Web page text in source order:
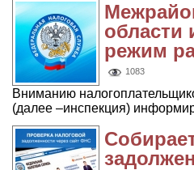
области
режим
1083
Вниманию
(далее –инспекция)